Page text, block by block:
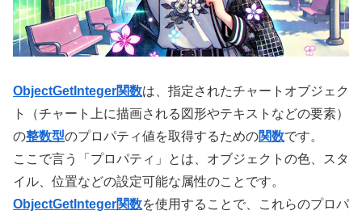
ObjectGetInteger関数は、指定されたチャートオブジェク
ト（チャート上に描画される図形やテキストなどの要素）
の整数型のプロパティ値を取得するための関数です。
ここで言う「プロパティ」とは、オブジェクトの色、スタ
イル、位置などの設定可能な属性のことです。
ObjectGetInteger関数を使用することで、これらのプロパ